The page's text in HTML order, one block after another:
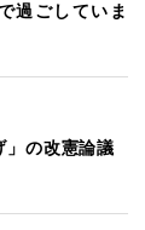
過ごしていま
」の改憲論議